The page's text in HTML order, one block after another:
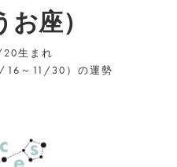
座）
生まれ
16～11/30）の運勢